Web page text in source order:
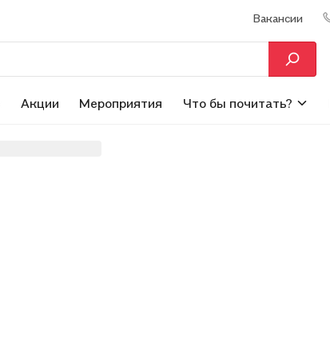
Вакансии
Акции Мероприятия Что бы почитать?